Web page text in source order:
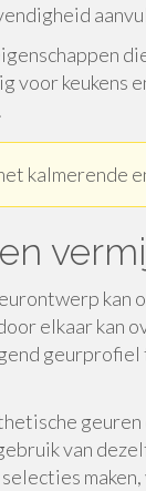
voor keukens
kalmerende
kan
elkaar kan
van